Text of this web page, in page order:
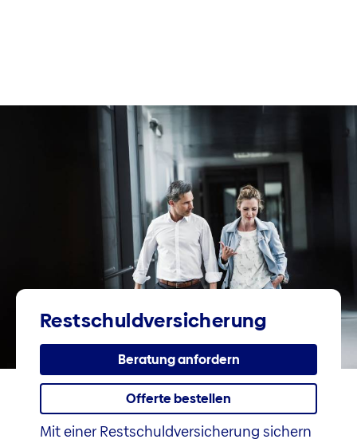
Restschuld­versicherung
Beratung anfordern
Offerte bestellen
Mit einer Restschuldversicherung sichern